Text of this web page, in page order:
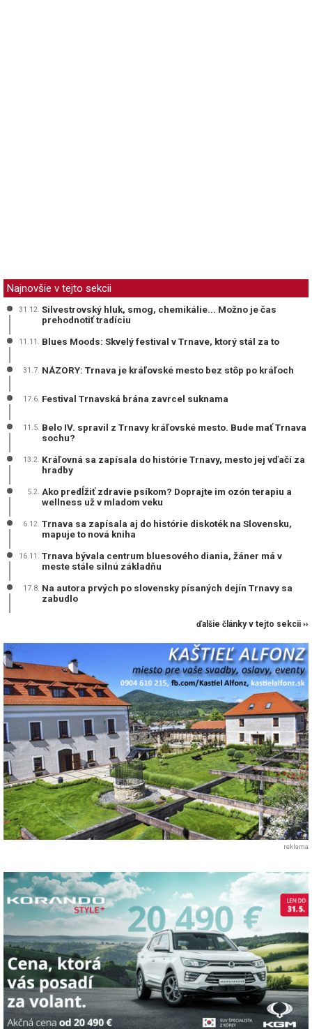
Najnovšie v tejto sekcii
31.12. Silvestrovský hluk, smog, chemikálie... Možno je čas
prehodnotiť tradíciu
11.11. Blues Moods: Skvelý festival v Trnave, ktorý stál za to
31.7. NÁZORY: Trnava je kráľovské mesto bez stôp po kráľoch
17.6. Festival Trnavská brána zavrcel suknama
11.5. Belo IV. spravil z Trnavy kráľovské mesto. Bude mať Trnava
sochu?
13.2.
Kráľovná sa zapísala do histórie Trnavy, mesto jej vďačí za
hradby
5.2.
Ako predĺžiť zdravie psíkom? Doprajte im ozón terapiu a
wellness už v mladom veku
6.12. Trnava sa zapísala aj do histórie diskoték na Slovensku,
mapuje to nová kniha
16.11.
Trnava bývala centrum bluesového diania, žáner má v
meste stále silnú základňu
17.8. Na autora prvých po slovensky písaných dejín Trnavy sa
zabudlo
ďalšie články v tejto sekcii ››
reklama